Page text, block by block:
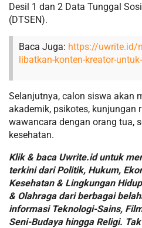
Desil 1 dan 2 Data Tunggal
(DTSEN).
Baca Juga: https://uwrite.id/
libatkan-konten-kreator-
Selanjutnya, calon siswa akan
akademik, psikotes, kunjungan
wawancara dengan orang tua,
kesehatan.
Klik & baca Uwrite.id untuk
terkini dari Politik, Hukum,
Kesehatan & Lingkungan
& Olahraga dari berbagai
informasi Teknologi-Sains,
Seni-Budaya hingga Religi.